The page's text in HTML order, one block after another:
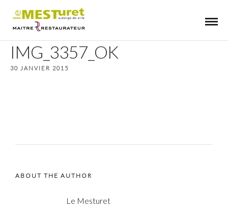
IMG_3357_OK
30 JANVIER 2015
ABOUT THE AUTHOR
Le Mesturet